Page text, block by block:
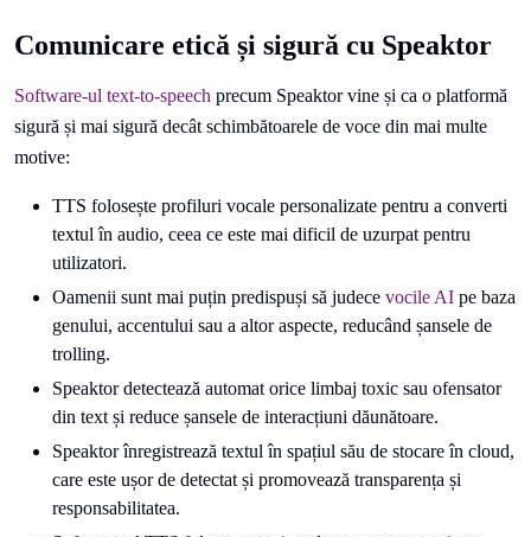
Comunicare etică și sigură cu Speaktor
Software-ul text-to-speech precum Speaktor vine și ca o platformă
sigură și mai sigură decât schimbătoarele de voce din mai multe
motive:
TTS folosește profiluri vocale personalizate pentru a converti
textul în audio, ceea ce este mai dificil de uzurpat pentru
utilizatori.
Oamenii sunt mai puțin predispuși să judece vocile AI pe baza
genului, accentului sau a altor aspecte, reducând șansele de
trolling.
Speaktor detectează automat orice limbaj toxic sau ofensator
din text și reduce șansele de interacțiuni dăunătoare.
Speaktor înregistrează textul în spațiul său de stocare în cloud,
care este ușor de detectat și promovează transparența și
responsabilitatea.